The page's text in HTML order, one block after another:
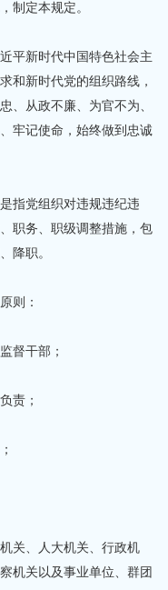
制定本规定。
新时代中国特色社会主
和新时代党的组织路线，
、从政不廉、为官不为、
牢记使命，始终做到忠诚
党组织对违规违纪违
职务、职级调整措施，包
降职。
则：
督干部；
责；
、人大机关、行政机
机关以及事业单位、群团